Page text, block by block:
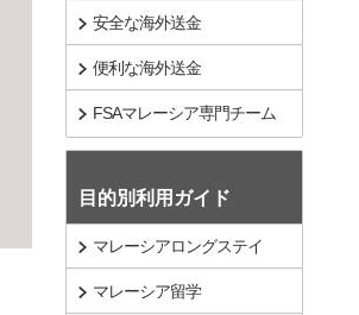
安全な海外送金
便利な海外送金
FSAマレーシア専門チーム
目的別利用ガイド
マレーシアロングステイ
マレーシア留学